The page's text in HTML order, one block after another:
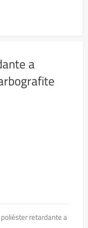
a
retardante a